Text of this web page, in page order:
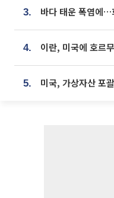
3. 바다 태운 폭염에…
4.
5.